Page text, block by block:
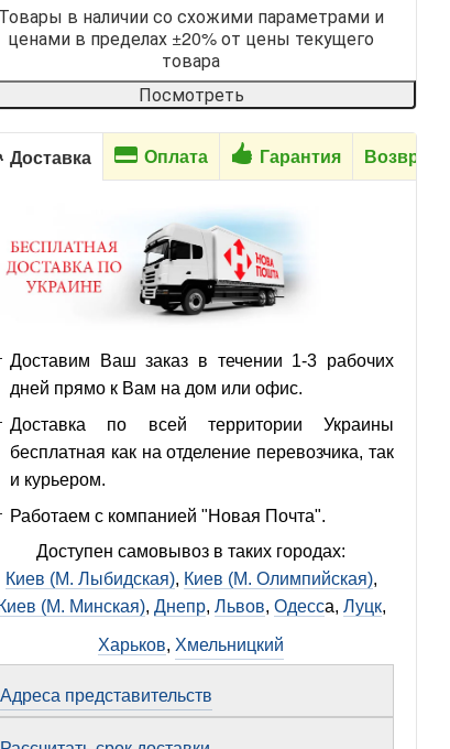
Товары в наличии со схожими параметрами и
ценами в пределах ±20% от цены текущего
товара
Посмотреть
Доставка Оплата Гарантия Возврат
Доставим Ваш заказ в течении 1-3 рабочих
дней прямо к Вам на дом или офис.
Доставка по всей территории Украины
бесплатная как на отделение перевозчика, так
и курьером.
Работаем с компанией "Новая Почта".
Доступен самовывоз в таких городах:
Киев (М. Лыбидская), Киев (М. Олимпийская),
Киев (М. Минская), Днепр, Львов, Одесса, Луцк,
Харьков, Хмельницкий
Адреса представительств